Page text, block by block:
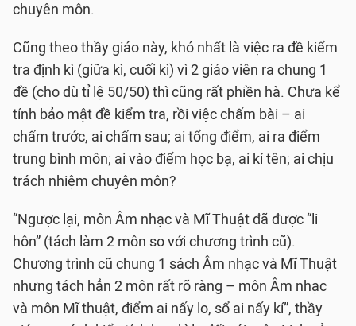
chuyên môn.
Cũng theo thầy giáo này, khó nhất là việc ra đề kiểm
tra định kì (giữa kì, cuối kì) vì 2 giáo viên ra chung 1
đề (cho dù tỉ lệ 50/50) thì cũng rất phiền hà. Chưa kể
tính bảo mật đề kiểm tra, rồi việc chấm bài – ai
chấm trước, ai chấm sau; ai tổng điểm, ai ra điểm
trung bình môn; ai vào điểm học bạ, ai kí tên; ai chịu
trách nhiệm chuyên môn?
“Ngược lại, môn Âm nhạc và Mĩ Thuật đã được “li
hôn” (tách làm 2 môn so với chương trình cũ).
Chương trình cũ chung 1 sách Âm nhạc và Mĩ Thuật
nhưng tách hẳn 2 môn rất rõ ràng – môn Âm nhạc
và môn Mĩ thuật, điểm ai nấy lo, sổ ai nấy kí”, thầy